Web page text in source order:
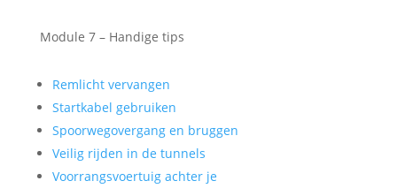
Module 7 – Handige tips
Remlicht vervangen
Startkabel gebruiken
Spoorwegovergang en bruggen
Veilig rijden in de tunnels
Voorrangsvoertuig achter je